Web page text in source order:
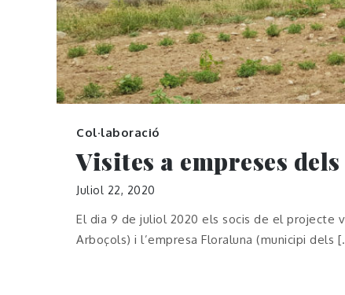
Col·laboració
Visites a empreses
Juliol 22, 2020
El dia 9 de juliol 2020 els socis de el projecte
Arboçols) i l’empresa Floraluna (municipi dels